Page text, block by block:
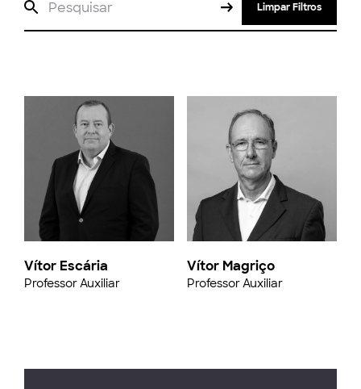
Limpar Filtros
Vítor Escária
Professor Auxiliar
Vítor Magriço
Professor Auxiliar